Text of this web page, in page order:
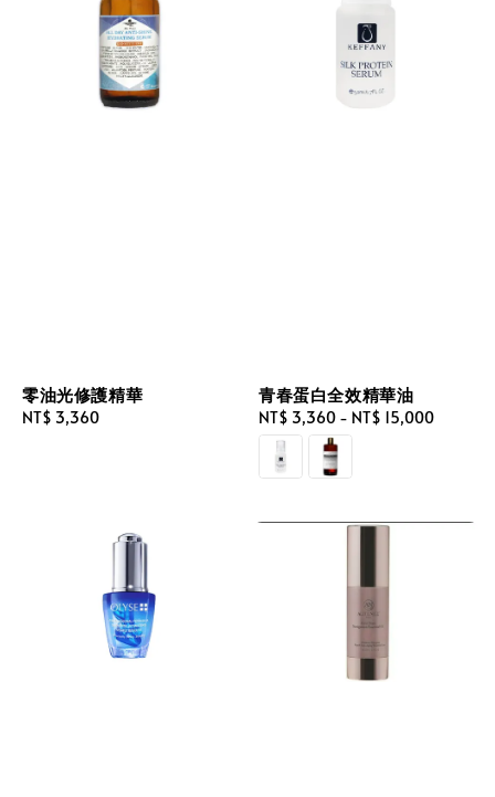
零油光修護精華
Regular
NT$ 3,360
青春蛋白全效精華油
Regular
price
NT$ 3,360 - NT$ 15,000